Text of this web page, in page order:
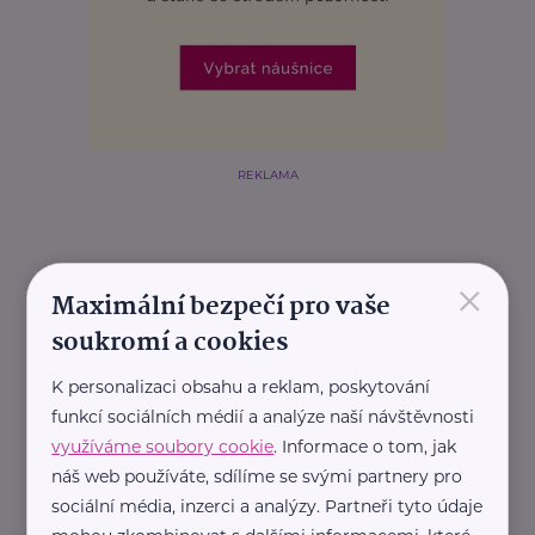
REKLAMA
Související články
Pepa Nemrava
×
Maximální bezpečí pro vaše
soukromí a cookies
K personalizaci obsahu a reklam, poskytování
funkcí sociálních médií a analýze naší návštěvnosti
využíváme soubory cookie. Informace o tom, jak
náš web používáte, sdílíme se svými partnery pro
sociální média, inzerci a analýzy. Partneři tyto údaje